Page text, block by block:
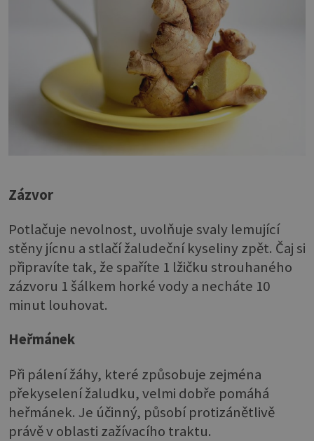
Zázvor
Potlačuje nevolnost, uvolňuje svaly lemující
stěny jícnu a stlačí žaludeční kyseliny zpět. Čaj si
připravíte tak, že spaříte 1 lžičku strouhaného
zázvoru 1 šálkem horké vody a necháte 10
minut louhovat.
Heřmánek
Při pálení žáhy, které způsobuje zejména
překyselení žaludku, velmi dobře pomáhá
heřmánek. Je účinný, působí protizánětlivě
právě v oblasti zažívacího traktu.